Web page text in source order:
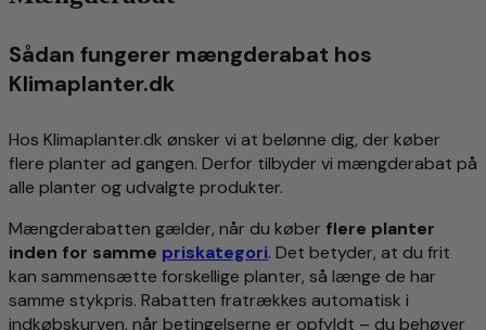
Sådan fungerer mængderabat hos
Klimaplanter.dk
Hos Klimaplanter.dk ønsker vi at belønne dig, der køber
flere planter ad gangen. Derfor tilbyder vi mængderabat på
alle planter og udvalgte produkter.
Mængderabatten gælder, når du køber flere planter
inden for samme priskategori. Det betyder, at du frit
kan sammensætte forskellige planter, så længe de har
samme stykpris. Rabatten fratrækkes automatisk i
indkøbskurven, når betingelserne er opfyldt – du behøver